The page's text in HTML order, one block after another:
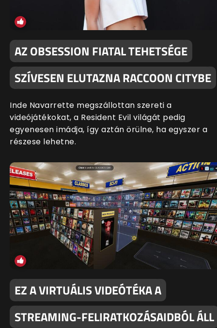
AZ OBSESSION FIATAL TEHETSÉGE
SZÍVESEN ELUTAZNA RACCOON CITYBE
Inde Navarrette megszállottan szereti a
videójátékokat, a Resident Evil világát pedig
egyenesen imádja, így aztán örülne, ha egyszer a
részese lehetne.
EZ A VIRTUÁLIS VIDEÓTÉKA A
STREAMING-FELIRATKOZÁSAIDBÓL ÁLL